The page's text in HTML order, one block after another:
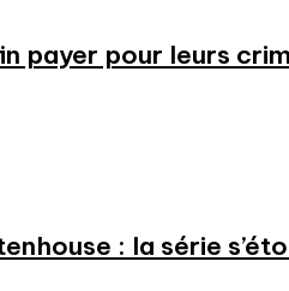
payer pour leurs
: la série